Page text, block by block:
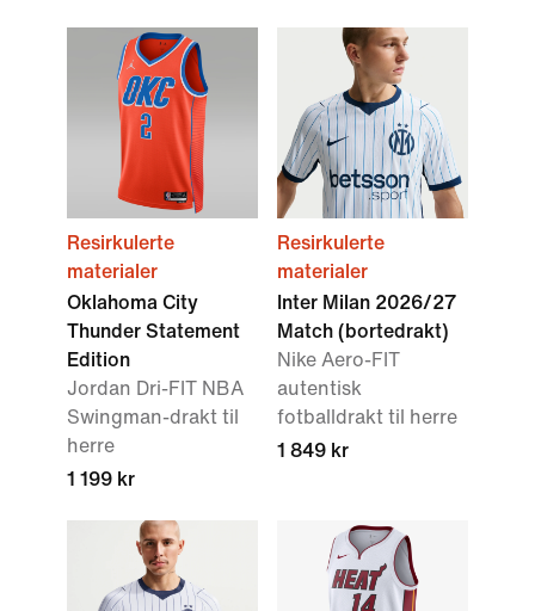
Resirkulerte
materialer
Oklahoma City
Thunder Statement
Edition
Jordan Dri-FIT NBA
Swingman-drakt til
herre
1 199 kr
Resirkulerte
materialer
Inter Milan 2026/27
Match (bortedrakt)
Nike Aero-FIT
autentisk
fotballdrakt til herre
1 849 kr